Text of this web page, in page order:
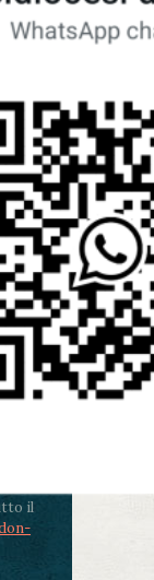
-
il